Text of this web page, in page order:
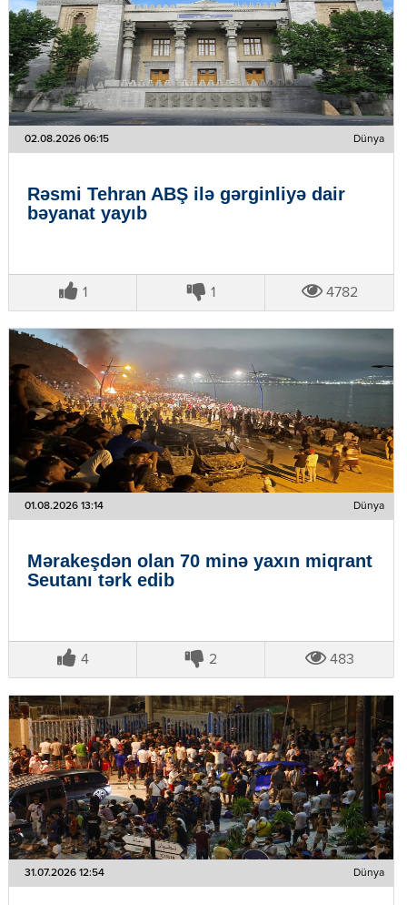
02.08.2026 06:15 Dünya
Rəsmi Tehran ABŞ ilə gərginliyə dair
bəyanat yayıb
1 1 4782
01.08.2026 13:14 Dünya
Mərakeşdən olan 70 minə yaxın miqrant
Seutanı tərk edib
4 2 483
31.07.2026 12:54 Dünya